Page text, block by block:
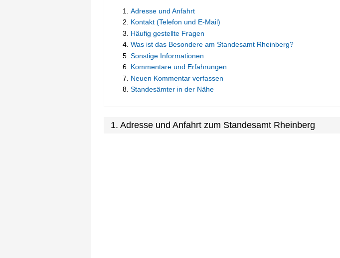
Adresse und Anfahrt
Kontakt (Telefon und E-Mail)
Häufig gestellte Fragen
Was ist das Besondere am Standesamt Rheinberg?
Sonstige Informationen
Kommentare und Erfahrungen
Neuen Kommentar verfassen
Standesämter in der Nähe
1. Adresse und Anfahrt zum Standesamt Rheinberg